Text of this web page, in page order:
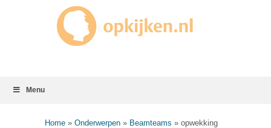
Menu
Home » Onderwerpen » Beamteams » opwekking